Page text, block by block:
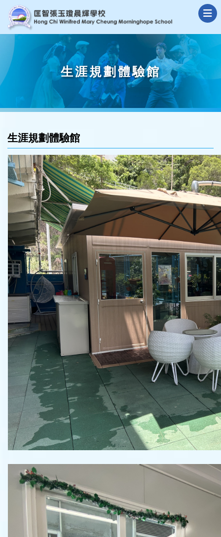
生涯規劃體驗館
生涯規劃體驗館